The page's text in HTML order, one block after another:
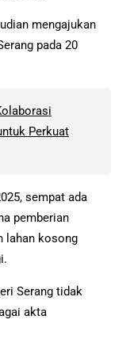
mengajukan
pada 20
Perkuat
sempat ada
pemberian
lahan kosong
Serang tidak
akta